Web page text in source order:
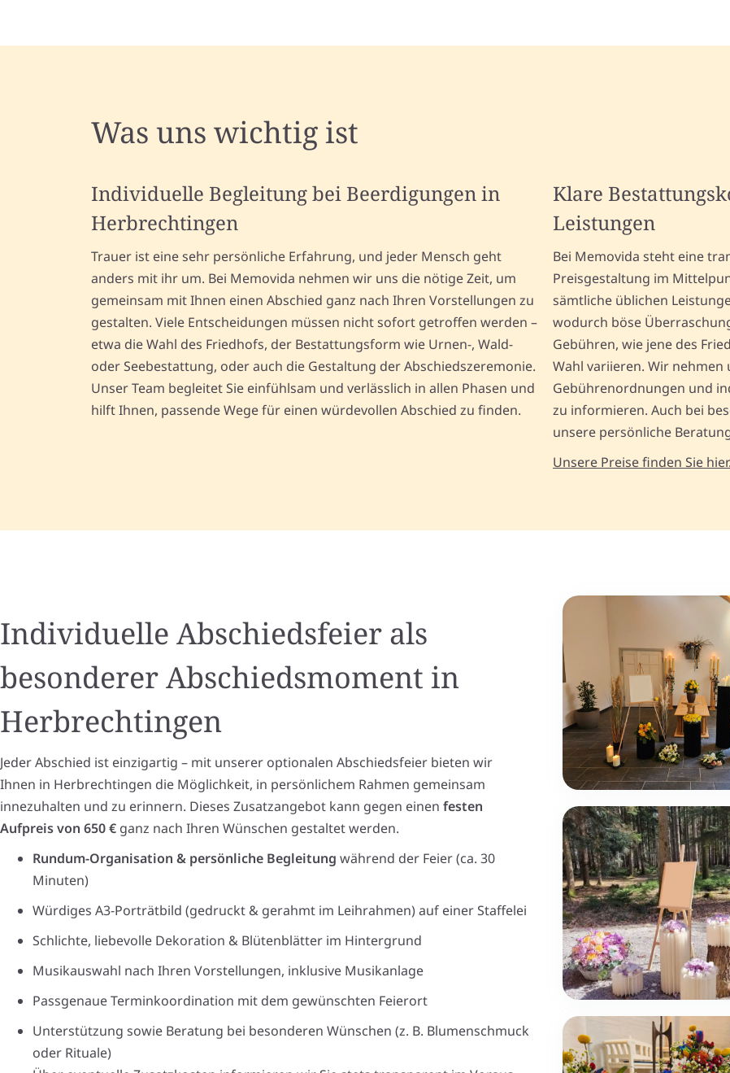
Was uns wichtig ist
Individuelle Begleitung bei Beerdigungen in
Herbrechtingen
Trauer ist eine sehr persönliche Erfahrung, und jeder Mensch geht
anders mit ihr um. Bei Memovida nehmen wir uns die nötige Zeit, um
gemeinsam mit Ihnen einen Abschied ganz nach Ihren Vorstellungen zu
gestalten. Viele Entscheidungen müssen nicht sofort getroffen werden –
etwa die Wahl des Friedhofs, der Bestattungsform wie Urnen-, Wald-
oder Seebestattung, oder auch die Gestaltung der Abschiedszeremonie.
Unser Team begleitet Sie einfühlsam und verlässlich in allen Phasen und
hilft Ihnen, passende Wege für einen würdevollen Abschied zu finden.
Klare
Leistungen
Bei Memovida steht eine
Preisgestaltung im
sämtliche üblichen
wodurch böse
Gebühren, wie jene des
Wahl variieren. Wir nehmen
Gebührenordnungen und
zu informieren. Auch bei
unsere persönliche
Unsere Preise finden Sie hier.
Individuelle Abschiedsfeier als
besonderer Abschiedsmoment in
Herbrechtingen
Jeder Abschied ist einzigartig – mit unserer optionalen Abschiedsfeier bieten wir
Ihnen in Herbrechtingen die Möglichkeit, in persönlichem Rahmen gemeinsam
innezuhalten und zu erinnern. Dieses Zusatzangebot kann gegen einen festen
Aufpreis von 650 € ganz nach Ihren Wünschen gestaltet werden.
Rundum-Organisation & persönliche Begleitung während der Feier (ca. 30
Minuten)
Würdiges A3-Porträtbild (gedruckt & gerahmt im Leihrahmen) auf einer Staffelei
Schlichte, liebevolle Dekoration & Blütenblätter im Hintergrund
Musikauswahl nach Ihren Vorstellungen, inklusive Musikanlage
Passgenaue Terminkoordination mit dem gewünschten Feierort
Unterstützung sowie Beratung bei besonderen Wünschen (z. B. Blumenschmuck
oder Rituale)